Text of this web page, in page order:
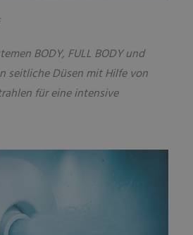
BODY, FULL BODY und
seitliche Düsen mit Hilfe von
für eine intensive